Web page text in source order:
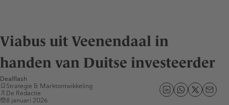
Viabus uit Veenendaal in
handen van Duitse investeerder
Dealflash
Strategie & Marktontwikkeling
De Redactie
8 januari 2026